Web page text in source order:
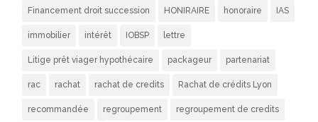
Financement droit succession HONIRAIRE honoraire IAS
immobilier intérêt IOBSP lettre
Litige prêt viager hypothécaire packageur partenariat
rac rachat rachat de credits Rachat de crédits Lyon
recommandée regroupement regroupement de credits